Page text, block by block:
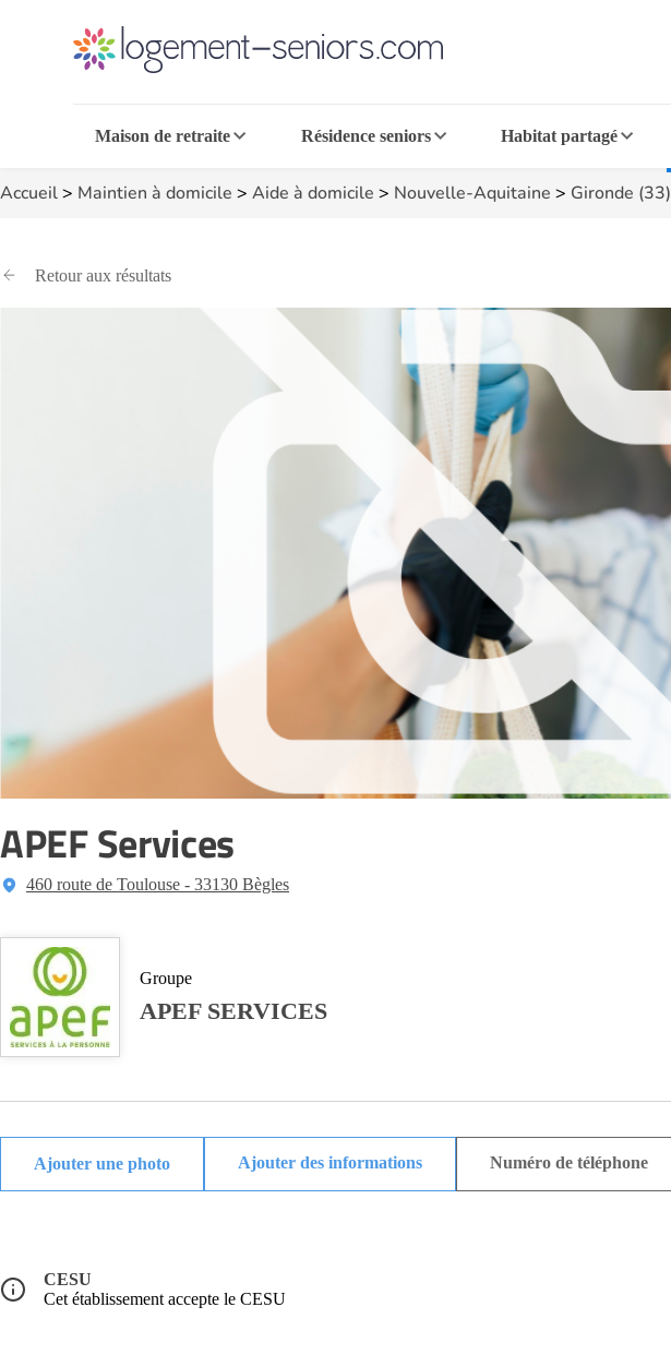
Maison de retraite Résidence seniors Habitat partagé
Accueil> Maintien à domicile > Aide à domicile > Nouvelle-Aquitaine > Gironde (33)
Retour aux résultats
APEF Services
460 route de Toulouse - 33130 Bègles
Groupe
APEF SERVICES
Ajouter des informations Numéro de téléphone
CESU
Cet établissement accepte le CESU